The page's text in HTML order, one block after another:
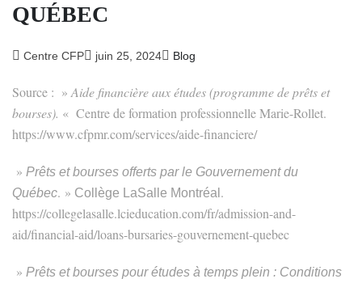
QUÉBEC
Centre CFP juin 25, 2024 Blog
Source : » Aide financière aux études (programme de prêts et
bourses). « Centre de formation professionnelle Marie-Rollet.
https://www.cfpmr.com/services/aide-financiere/
» Prêts et bourses offerts par le Gouvernement du
Québec. » Collège LaSalle Montréal .
https://collegelasalle.lcieducation.com/fr/admission-and-
aid/financial-aid/loans-bursaries-gouvernement-quebec
» Prêts et bourses pour études à temps plein : Conditions